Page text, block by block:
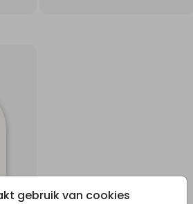
gebruik van cookies